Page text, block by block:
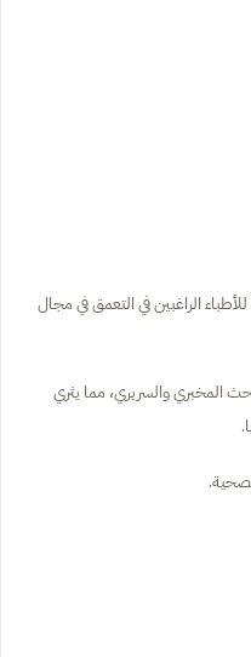
الراغبين في التعمق في مجال
المخبري والسريري، مما يثري